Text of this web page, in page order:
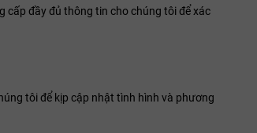
cấp đầy đủ thông tin cho chúng tôi để xác
tôi để kịp cập nhật tình hình và phương